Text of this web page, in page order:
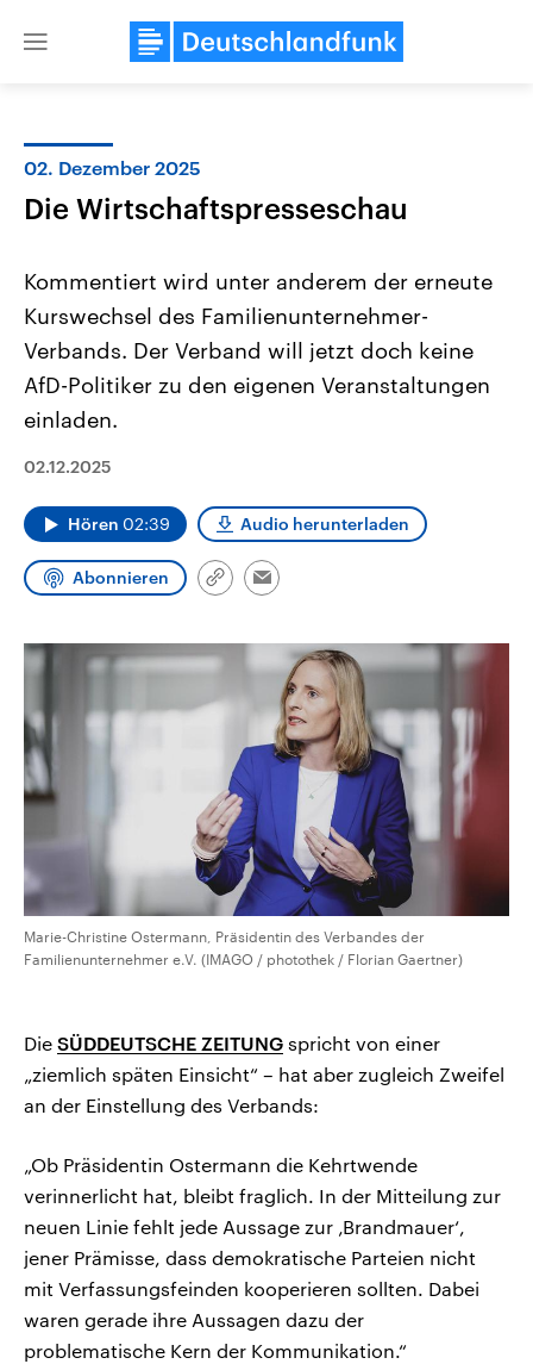
Close
Landtagswahl Sachsen-Anhalt
Sachsen-Anhalt wählt am 6.
Landtag. Seit 2021 wird das
Bundesland von einer Koalition aus
CDU, SPD und FDP regiert.-
Umfragen, Prognosen,
Wahlprogramme, aktuelle Berichte
Wahl.
den mächtigsten Ländern
mit großem Einfluss auf
aktuelle Weltgeschehen.
Audio-Archiv
02. Dezember 2025
Die Wirtschaftspresseschau
Kommentiert wird unter anderem der erneute
Kurswechsel des Familienunternehmer-
Verbands. Der Verband will jetzt doch keine
AfD-Politiker zu den eigenen Veranstaltungen
einladen.
02.12.2025
Hören 02:39 Audio herunterladen
Abonnieren
Link
Email
Marie-Christine Ostermann, Präsidentin des Verbandes der
Familienunternehmer e.V. (IMAGO / photothek / Florian Gaertner)
Die SÜDDEUTSCHE ZEITUNG spricht von einer
„ziemlich späten Einsicht“ – hat aber zugleich Zweifel
an der Einstellung des Verbands:
„Ob Präsidentin Ostermann die Kehrtwende
verinnerlicht hat, bleibt fraglich. In der Mitteilung zur
neuen Linie fehlt jede Aussage zur ‚Brandmauer‘,
jener Prämisse, dass demokratische Parteien nicht
mit Verfassungsfeinden kooperieren sollten. Dabei
waren gerade ihre Aussagen dazu der
problematische Kern der Kommunikation.“